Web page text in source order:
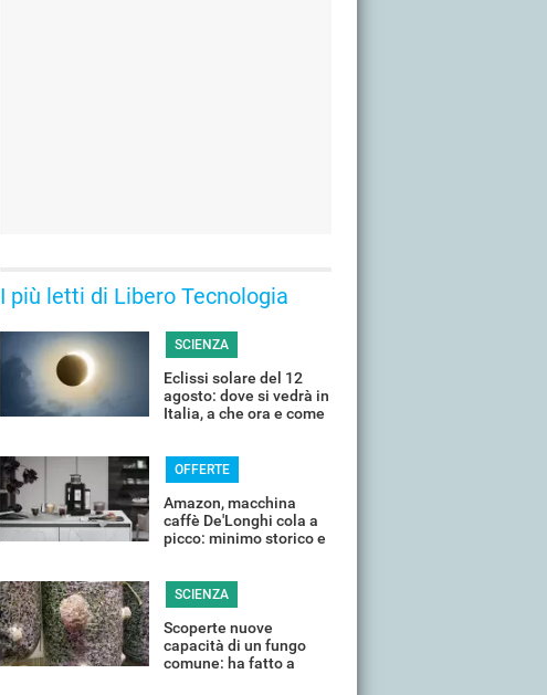
I più letti di Libero Tecnologia
SCIENZA
Eclissi solare del 12
agosto: dove si vedrà in
Italia, a che ora e come
OFFERTE
Amazon, macchina
caffè De'Longhi cola a
picco: minimo storico e
SCIENZA
Scoperte nuove
capacità di un fungo
comune: ha fatto a